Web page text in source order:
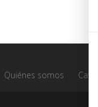
Quiénes somos